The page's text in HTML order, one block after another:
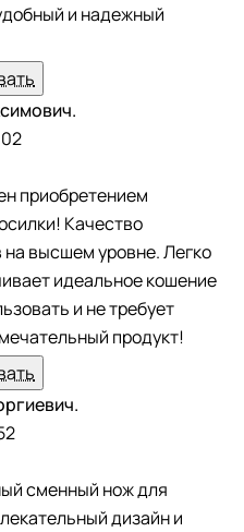
и надежный
приобретением
Качество
на высшем уровне. Легко
идеальное кошение
и не требует
продукт!
сменный нож для
дизайн и